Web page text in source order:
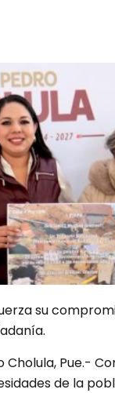
su
Cholula, Pue.-
de la